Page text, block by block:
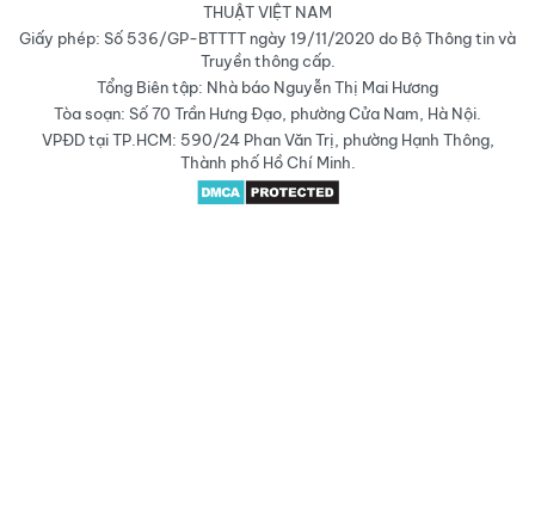
THUẬT VIỆT NAM
Giấy phép: Số 536/GP-BTTTT ngày 19/11/2020 do Bộ Thông tin và
Truyền thông cấp.
Tổng Biên tập: Nhà báo Nguyễn Thị Mai Hương
Tòa soạn: Số 70 Trần Hưng Đạo, phường Cửa Nam, Hà Nội.
VPĐD tại TP.HCM: 590/24 Phan Văn Trị, phường Hạnh Thông,
Thành phố Hồ Chí Minh.